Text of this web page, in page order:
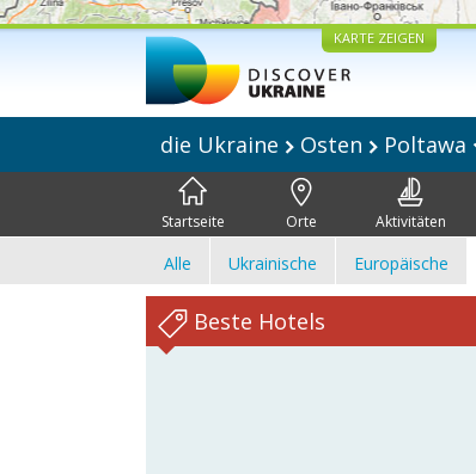
KARTE ZEIGEN
die Ukraine Osten Poltawa
Startseite Orte Aktivitäten
Alle Ukrainische Europäische
Beste Hotels